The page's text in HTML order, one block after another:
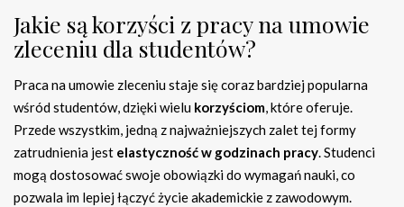
Jakie są korzyści z pracy na umowie
zleceniu dla studentów?
Praca na umowie zleceniu staje się coraz bardziej popularna
wśród studentów, dzięki wielu korzyściom, które oferuje.
Przede wszystkim, jedną z najważniejszych zalet tej formy
zatrudnienia jest elastyczność w godzinach pracy. Studenci
mogą dostosować swoje obowiązki do wymagań nauki, co
pozwala im lepiej łączyć życie akademickie z zawodowym.